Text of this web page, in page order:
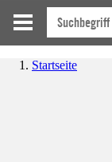
Startseite